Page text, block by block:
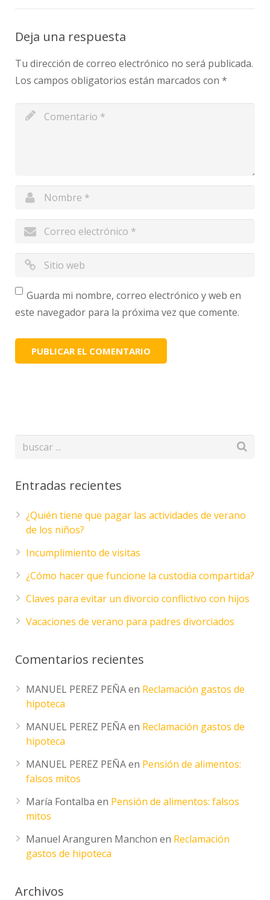
Deja una respuesta
Tu dirección de correo electrónico no será publicada.
Los campos obligatorios están marcados con *
Guarda mi nombre, correo electrónico y web en
este navegador para la próxima vez que comente.
Entradas recientes
¿Quién tiene que pagar las actividades de verano
de los niños?
Incumplimiento de visitas
¿Cómo hacer que funcione la custodia compartida?
Claves para evitar un divorcio conflictivo con hijos
Vacaciones de verano para padres divorciados
Comentarios recientes
MANUEL PEREZ PEÑAen Reclamación gastos de
hipoteca
MANUEL PEREZ PEÑAen Reclamación gastos de
hipoteca
MANUEL PEREZ PEÑAen Pensión de alimentos:
falsos mitos
María Fontalba en Pensión de alimentos: falsos
mitos
Manuel Aranguren Manchon en Reclamación
gastos de hipoteca
Archivos